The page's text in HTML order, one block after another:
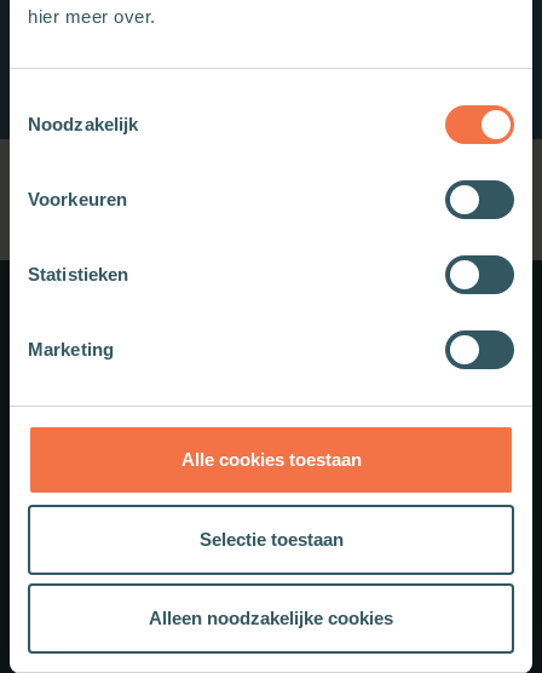
hier meer over.
Noodzakelijk
Voorkeuren
Statistieken
Marketing
Alle cookies toestaan
Selectie toestaan
Alleen noodzakelijke cookies
Nieuwsbrieven
Veelgestelde vragen
Contact